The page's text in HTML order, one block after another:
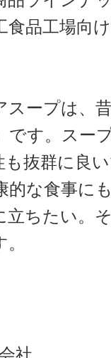
品工場向
スープは、
です。スー
抜群に良
的な食事に
立ちたい。
社